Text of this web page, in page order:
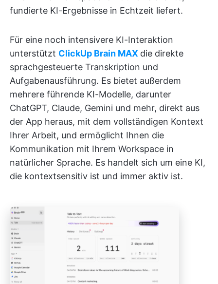
fundierte KI-Ergebnisse in Echtzeit liefert.
Für eine noch intensivere KI-Interaktion
unterstützt ClickUp Brain MAX die direkte
sprachgesteuerte Transkription und
Aufgabenausführung. Es bietet außerdem
mehrere führende KI-Modelle, darunter
ChatGPT, Claude, Gemini und mehr, direkt aus
der App heraus, mit dem vollständigen Kontext
Ihrer Arbeit, und ermöglicht Ihnen die
Kommunikation mit Ihrem Workspace in
natürlicher Sprache. Es handelt sich um eine KI,
die kontextsensitiv ist und immer aktiv ist.